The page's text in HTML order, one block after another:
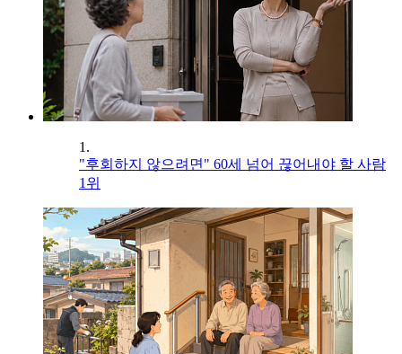
1.
"후회하지 않으려면" 60세 넘어 끊어내야 할 사람
1위